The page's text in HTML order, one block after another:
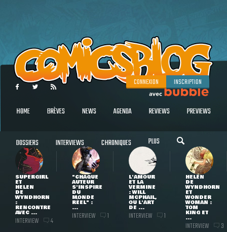
CONNEXION INSCRIPTION
HOME BRÈVES NEWS AGENDA REVIEWS PREVIEWS
DOSSIERS INTERVIEWS CHRONIQUES PLUS
SUPERGIRL
ET
HELEN
DE
WYNDHORN
:
RENCONTRE
AVEC ...
INTERVIEW 4
"CHAQUE
AUTEUR
S'INSPIRE
DU
MONDE
RÉEL" :
...
INTERVIEW 1
L'AMOUR
ET LA
VERMINE
: WILL
MCPHAIL,
OU L'ART
DE ...
INTERVIEW 1
HELEN
DE
WYNDHORN
ET
WONDER
WOMAN :
TOM
KING ET
...
INTERVIEW 3